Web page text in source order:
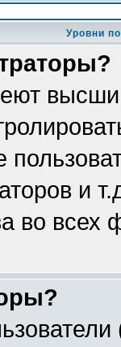
Уровни
и
во всех